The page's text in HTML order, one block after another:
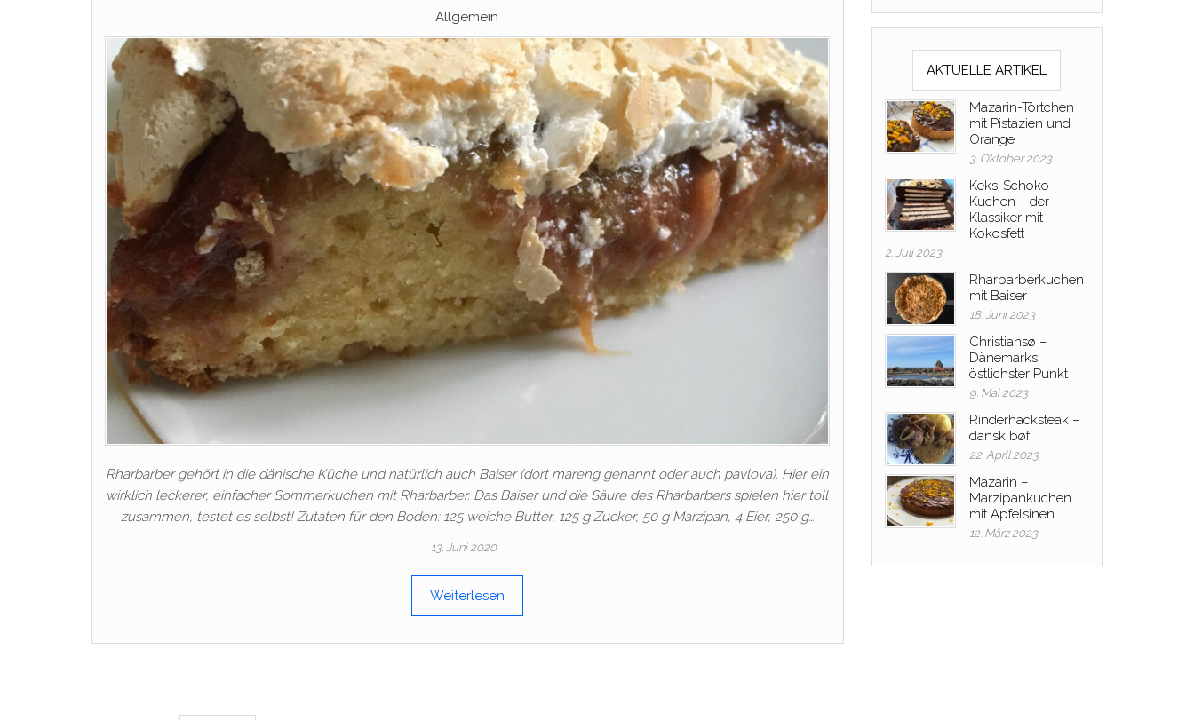
Allgemein
Rharbarber gehört in die dänische Küche und natürlich auch Baiser (dort mareng genannt oder auch pavlova). Hier ein
wirklich leckerer, einfacher Sommerkuchen mit Rharbarber. Das Baiser und die Säure des Rharbarbers spielen hier toll
zusammen, testet es selbst! Zutaten für den Boden: 125 weiche Butter, 125 g Zucker, 50 g Marzipan, 4 Eier, 250 g…
13. Juni 2020
Weiterlesen
AKTUELLE ARTIKEL
Mazarin-Törtchen
mit Pistazien und
Orange
3. Oktober 2023
Keks-Schoko-
Kuchen – der
Klassiker mit
Kokosfett
2. Juli 2023
Rharbarberkuchen
mit Baiser
18. Juni 2023
Christiansø –
Dänemarks
östlichster Punkt
9. Mai 2023
Rinderhacksteak –
dansk bøf
22. April 2023
Mazarin –
Marzipankuchen
mit Apfelsinen
12. März 2023